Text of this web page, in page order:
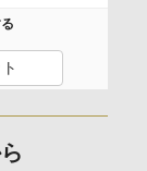
削除、利用